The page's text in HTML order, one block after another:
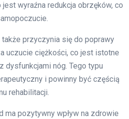
wyraźna redukcja obrzęków, co
także przyczynia się do poprawy
uczucie ciężkości, co jest istotne
dysfunkcjami nóg. Tego typu
i powinny być częścią
rehabilitacji.
ma pozytywny wpływ na zdrowie